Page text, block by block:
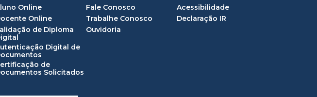
Online
Online
de Diploma
Digital de
de
Solicitados
Fale Conosco
Trabalhe Conosco
Ouvidoria
Acessibilidade
Declaração IR